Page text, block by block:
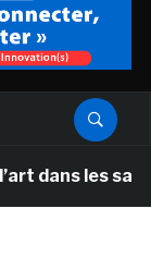
les salles